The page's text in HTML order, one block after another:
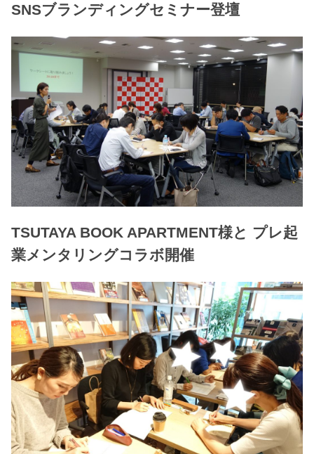
SNSブランディングセミナー登壇
TSUTAYA BOOK APARTMENT様と プレ起
業メンタリングコラボ開催